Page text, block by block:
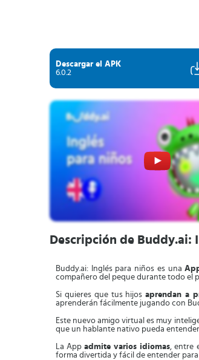
Descargar el APK
6.0.2
Descripción de Buddy.ai:
Buddy.ai: Inglés para niños es una
compañero del peque durante todo el
Si quieres que tus hijosaprendan a
aprenderán fácilmente jugando con
Este nuevo amigo virtual es muy
que un hablante nativo pueda
La Appadmite varios idiomas, entre
forma divertida y fácil de entender para